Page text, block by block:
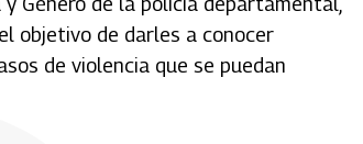
objetivo de darles a conocer
de violencia que se puedan